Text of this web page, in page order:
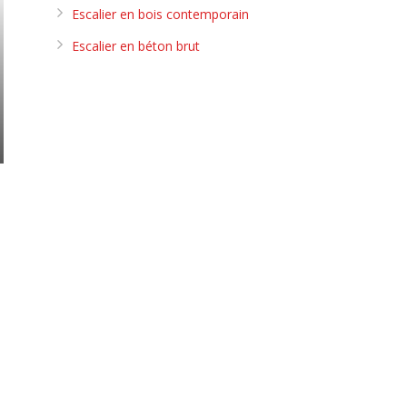
Escalier en bois contemporain
Escalier en béton brut